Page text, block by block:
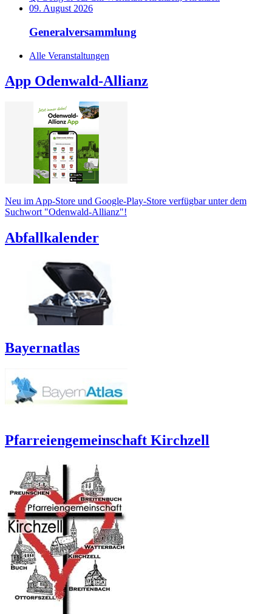
09. August 2026
Generalversammlung
Alle Veranstaltungen
App Odenwald-Allianz
Neu im App-Store und Google-Play-Store verfügbar unter dem
Suchwort "Odenwald-Allianz"!
Abfallkalender
Bayernatlas
Pfarreiengemeinschaft Kirchzell